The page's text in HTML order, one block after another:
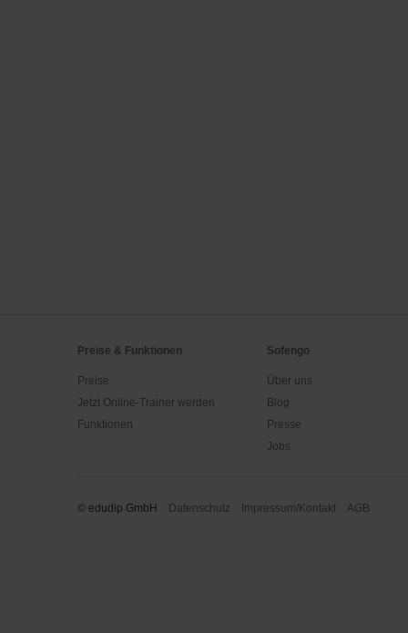
Preise & Funktionen
Preise
Jetzt Online-Trainer werden
Funktionen
Sofengo
Über uns
Blog
Presse
Jobs
© edudip GmbH Datenschutz Impressum/Kontakt AGB